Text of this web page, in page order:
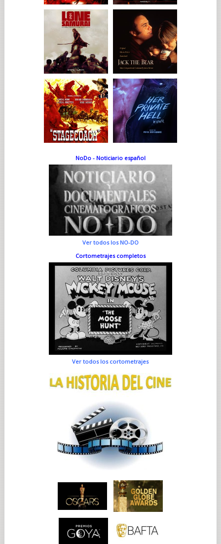
NoDo - Noticiario español
Ver todos los NO-DO
Cortometrajes completos
Ver todos los cortometrajes